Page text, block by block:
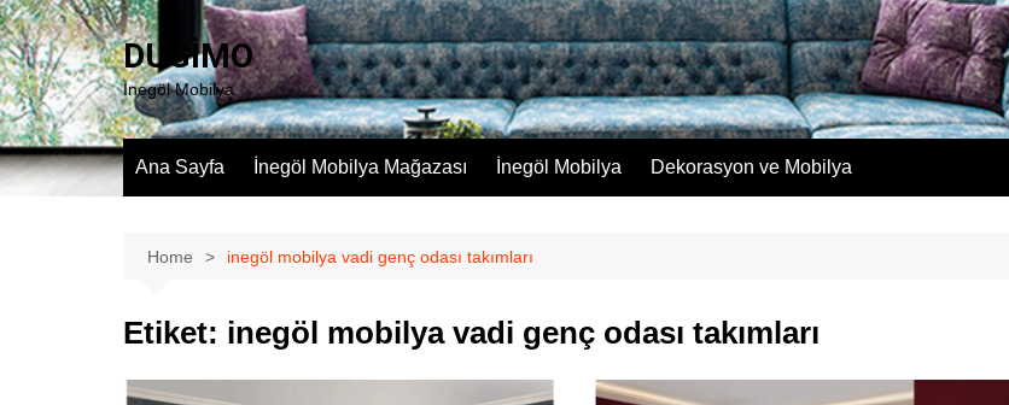
Skip
to
content
DUGİMO
İnegöl Mobilya
Ana Sayfa İnegöl Mobilya Mağazası İnegöl Mobilya Dekorasyon ve Mobilya
Home inegöl mobilya vadi genç odası takımları
Etiket: inegöl mobilya vadi genç odası takımları